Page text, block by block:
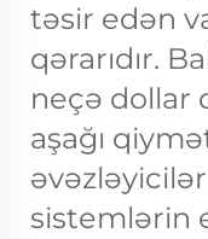
təsir edən
qərarıdır.
neçə dollar
aşağı
sistemlərin